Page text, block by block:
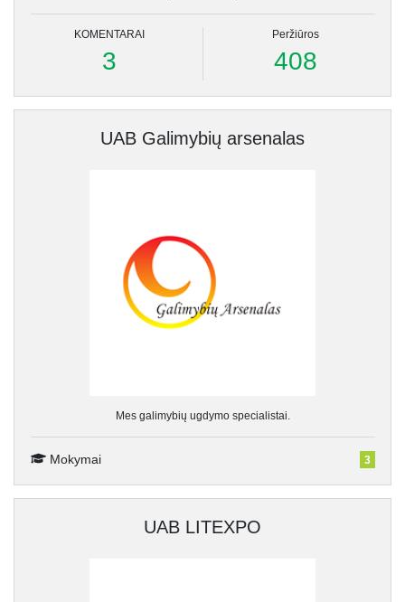
KOMENTARAI
3
Peržiūros
408
UAB Galimybių arsenalas
Mes galimybių ugdymo specialistai.
Mokymai 3
UAB LITEXPO